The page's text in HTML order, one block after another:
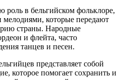
в бельгийском фольклоре,
которые передают
страны. Народные
и флейта, часто
танцев и песен.
представляет собой
которое помогает сохранить и